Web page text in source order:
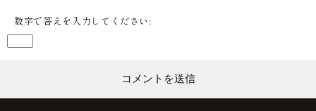
数字で答えを入力してください: